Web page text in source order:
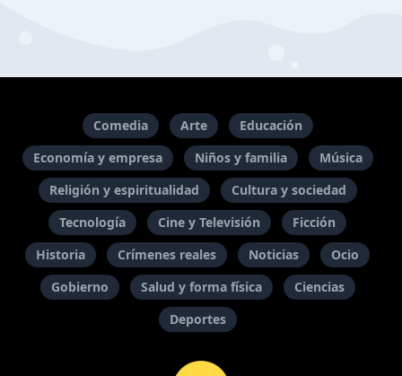
Comedia Arte
Educación
Economía y empresa
Niños y familia
Música
Religión y espiritualidad
Cultura y sociedad
Tecnología
Cine y Televisión
Ficción
Historia
Crímenes reales Noticias
Ocio
Gobierno
Salud y forma física
Ciencias
Deportes